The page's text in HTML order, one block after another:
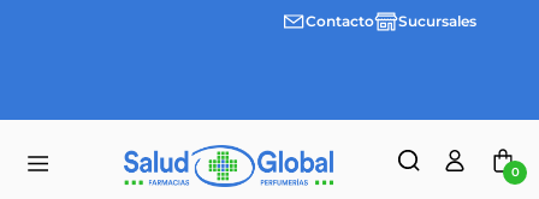
Envíos
Contacto Sucursales
0